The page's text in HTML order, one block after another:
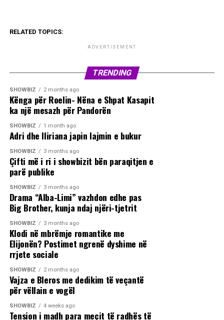
RELATED TOPICS:
ADVERTISEMENT
TRENDING
SHOWBIZ 2 months ago
Kënga për Roelin- Nëna e Shpat Kasapit
ka një mesazh për Pandorën
SHOWBIZ 1 month ago
Adri dhe Iliriana japin lajmin e bukur
SHOWBIZ 3 months ago
Çifti më i ri i showbizit bën paraqitjen e
parë publike
SHOWBIZ 3 months ago
Drama “Alba-Limi” vazhdon edhe pas
Big Brother, kunja ndaj njëri-tjetrit
SHOWBIZ 3 months ago
Klodi në mbrëmje romantike me
Elijonën? Postimet ngrenë dyshime në
rrjete sociale
SHOWBIZ 2 months ago
Vajza e Bleros me dedikim të veçantë
për vëllain e vogël
SHOWBIZ 4 weeks ago
Tension i madh para meçit të radhës të